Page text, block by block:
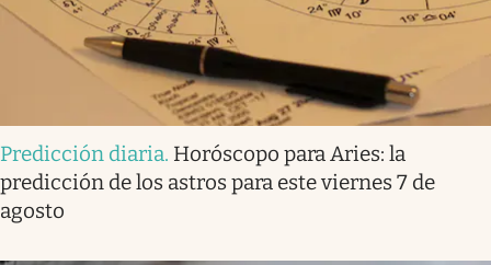
Predicción diaria. Horóscopo para Aries: la
predicción de los astros para este viernes 7 de
agosto